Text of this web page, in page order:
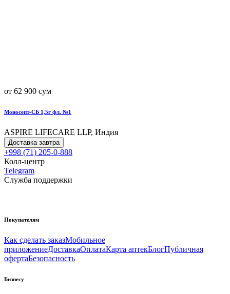
от 62 900 сум
Моносепт-СБ 1,5г фл. №1
ASPIRE LIFECARE LLP, Индия
Доставка завтра
+998 (71) 205-0-888
Колл-центр
Telegram
Служба поддержки
Покупателям
Как сделать заказМобильное
приложениеДоставкаОплатаКарта аптекБлогПубличная
офертаБезопасность
Бизнесу